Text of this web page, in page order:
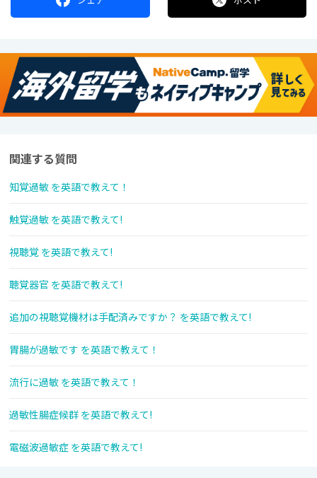
関連する質問
知覚過敏 を英語で教えて！
触覚過敏 を英語で教えて!
視聴覚 を英語で教えて!
聴覚器官 を英語で教えて!
追加の視聴覚機材は手配済みですか？ を英語で教えて!
胃腸が過敏です を英語で教えて！
流行に過敏 を英語で教えて！
過敏性腸症候群 を英語で教えて!
電磁波過敏症 を英語で教えて!